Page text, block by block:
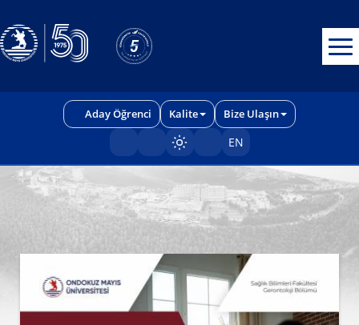
Aday Öğrenci Kalite Bize Ulaşın
Sayfayı karart/aç
EN